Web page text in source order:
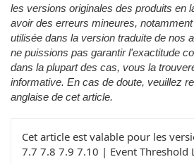
les versions originales des produits en
avoir des erreurs mineures,
utilisée dans la version traduite de nos
ne puissions pas garantir l'exactitude
dans la plupart des cas, vous la
informative. En cas de doute, veuillez
anglaise de cet article.
Cet article est valable pour les
7.7 7.8 7.9 7.10 | Event Threshold